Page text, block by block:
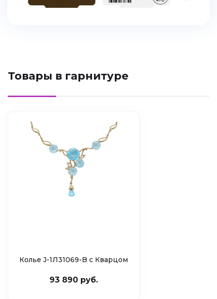
Товары в гарнитуре
Колье J-1Л31069-B c Кварцом
93 890 руб.